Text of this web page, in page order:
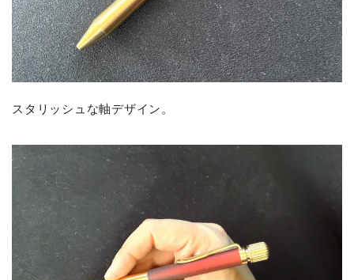
スタリッシュな軸デザイン。